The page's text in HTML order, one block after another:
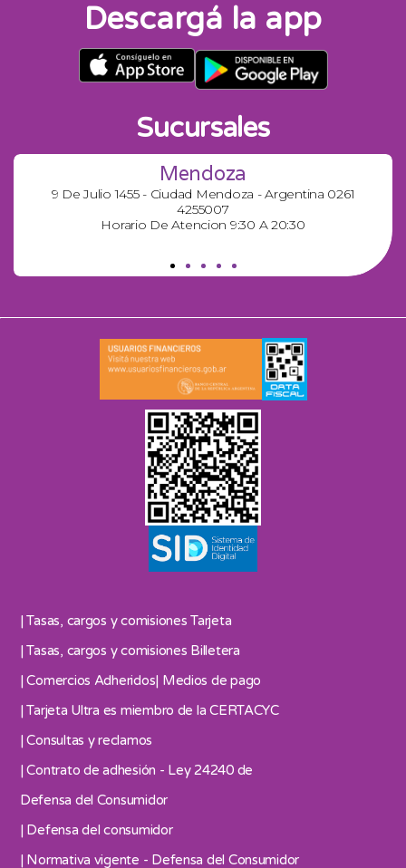
Descargá la app
Sucursales
Mendoza
9 De Julio 1455 - Ciudad Mendoza - Argentina 0261
4255007
Horario De Atencion 9:30 A 20:30
| Tasas, cargos y comisiones Tarjeta
| Tasas, cargos y comisiones Billetera
| Comercios Adheridos| Medios de pago
| Tarjeta Ultra es miembro de la CERTACYC
| Consultas y reclamos
| Contrato de adhesión - Ley 24240 de
Defensa del Consumidor
| Defensa del consumidor
| Normativa vigente - Defensa del Consumidor